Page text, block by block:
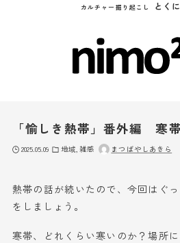
カルチャー掘り起こし とく
「愉しき熱帯」番外編 寒
2025.05.09 地域 雑感 まつばやしあきら
熱帯の話が続いたので、今回はぐ
をしましょう。
寒帯、 どれくらい寒いのか？場所